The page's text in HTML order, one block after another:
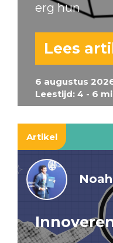
6 augustus
Leestijd: 4 - 6
erg hun
Lees
Artikel